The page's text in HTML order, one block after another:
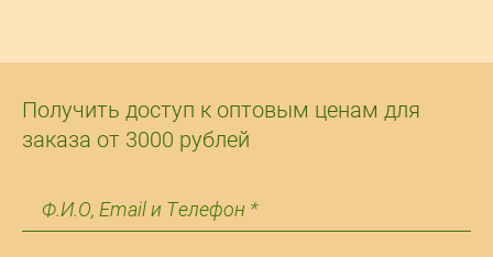
Получить доступ к оптовым ценам для
заказа от 3000 рублей